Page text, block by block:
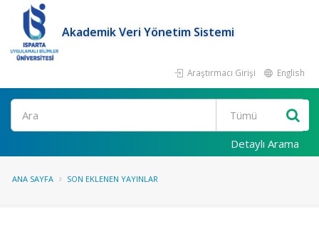
Akademik Veri Yönetim Sistemi
Araştırmacı Girişi English
Ara
Detaylı Arama
ANA SAYFA SON EKLENEN YAYINLAR